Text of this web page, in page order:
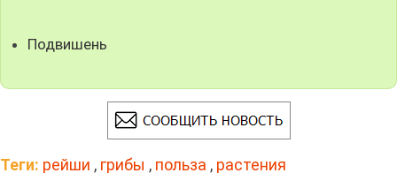
Подвишень
Теги: рейши , грибы , польза , растения